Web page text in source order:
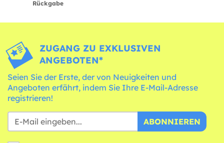
Rückgabe
ZUGANG ZU EXKLUSIVEN
ANGEBOTEN*
Seien Sie der Erste, der von Neuigkeiten und
Angeboten erfährt, indem Sie Ihre E-Mail-Adresse
registrieren!
ABONNIEREN